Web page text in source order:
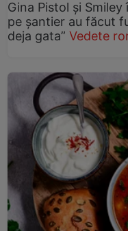
Gina Pistol și
pe șantier au făcut
deja gata” Vedete